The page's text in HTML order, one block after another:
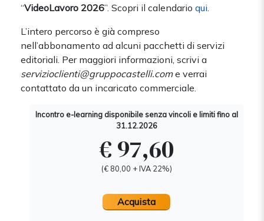
“VideoLavoro 2026”. Scopri il calendario qui.
L’intero percorso è già compreso
nell’abbonamento ad alcuni pacchetti di servizi
editoriali. Per maggiori informazioni, scrivi a
servizioclienti@gruppocastelli.come verrai
contattato da un incaricato commerciale.
Incontro e-learning disponibile senza vincoli e limiti fino al
31.12.2026
€ 97,60
(€ 80,00 + IVA 22%)
Acquista